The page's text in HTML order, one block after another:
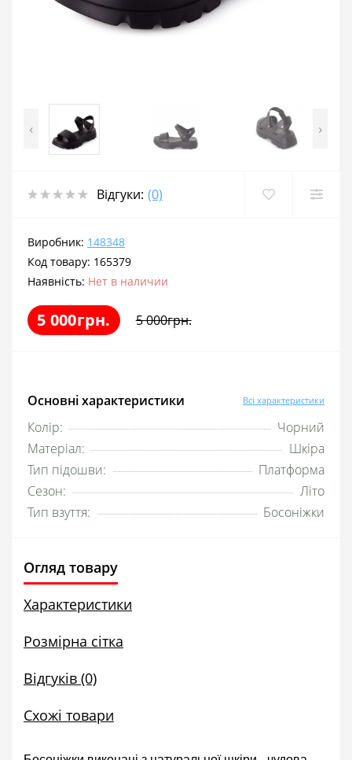
‹ ›
Відгуки: (0)
Виробник: 148348
Код товару: 165379
Наявність: Нет в наличии
5 000грн. 5 000грн.
Основні характеристики Всі характеристики
Колір:
Чорний
Матеріал:
Шкіра
Тип підошви:
Платформа
Сезон:
Літо
Тип взуття:
Босоніжки
Огляд товару
Характеристики
Розмірна сітка
Відгуків (0)
Схожі товари